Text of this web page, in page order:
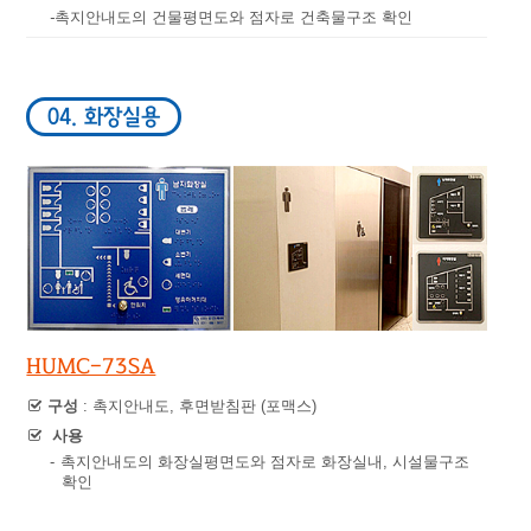
-촉지안내도의 건물평면도와 점자로 건축물구조 확인
04. 화장실용
HUMC-73SA
구성 : 촉지안내도, 후면받침판 (포맥스)
사용
- 촉지안내도의 화장실평면도와 점자로 화장실내, 시설물구조
확인